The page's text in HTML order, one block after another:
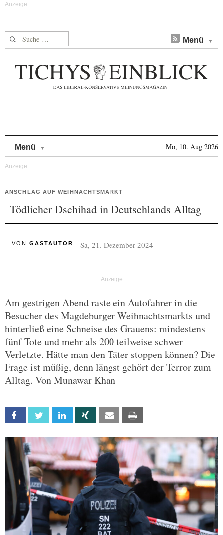
Suche nach: Menü
Menü Mo, 10. Aug 2026
ANSCHLAG AUF WEIHNACHTSMARKT
Tödlicher Dschihad in Deutschlands Alltag
VON GASTAUTOR Sa, 21. Dezember 2024
Am gestrigen Abend raste ein Autofahrer in die
Besucher des Magdeburger Weihnachtsmarkts und
hinterließ eine Schneise des Grauens: mindestens
fünf Tote und mehr als 200 teilweise schwer
Verletzte. Hätte man den Täter stoppen können? Die
Frage ist müßig, denn längst gehört der Terror zum
Alltag. Von Munawar Khan
Facebook Twitter Linkedin Xing Email